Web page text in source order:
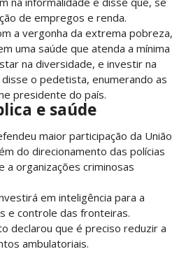
de empregos e renda.
a vergonha da extrema pobreza,
uma saúde que atenda a mínima
na diversidade, e investir na
disse o pedetista, enumerando as
presidente do país.
e saúde
maior participação da União
do direcionamento das polícias
a organizações criminosas
em inteligência para a
e controle das fronteiras.
declarou que é preciso reduzir a
ambulatoriais.